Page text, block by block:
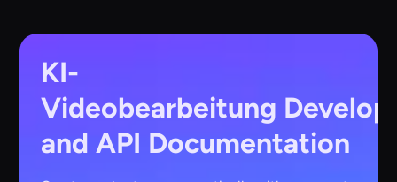
KI-
Videobearbeitung
and API Documentation